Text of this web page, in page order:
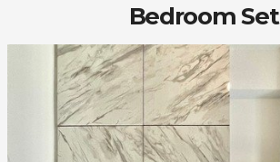
Bedroom Set